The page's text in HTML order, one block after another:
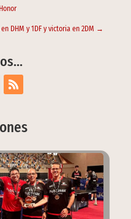
DHM y 1DF y victoria en 2DM →